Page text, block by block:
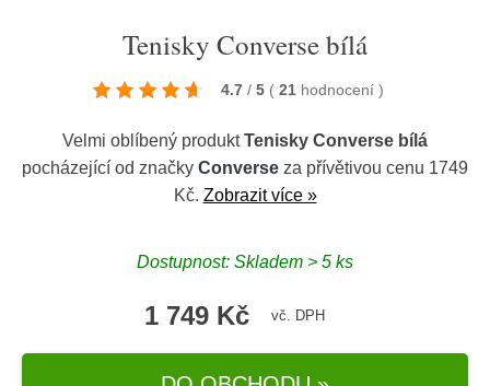
Tenisky Converse bílá
4.7 / 5 ( 21 hodnocení )
Velmi oblíbený produktTenisky Converse bílá
pocházející od značky Converse za přívětivou cenu 1749
Kč. Zobrazit více »
Dostupnost: Skladem > 5 ks
1 749 Kč vč. DPH